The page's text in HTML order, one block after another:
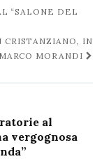
“SALONE DEL
CRISTANZIANO, IN
MORANDI
al
vergognosa